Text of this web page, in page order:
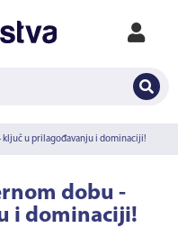
ključ u prilagođavanju i dominaciji!
dobu -
i dominaciji!